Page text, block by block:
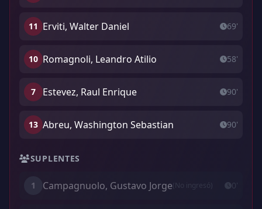
11 Erviti, Walter Daniel 69'
10 Romagnoli, Leandro Atilio 58'
7 Estevez, Raul Enrique 90'
13 Abreu, Washington Sebastian 90'
SUPLENTES
1 Campagnuolo, Gustavo Jorge(No ingresó) 0'